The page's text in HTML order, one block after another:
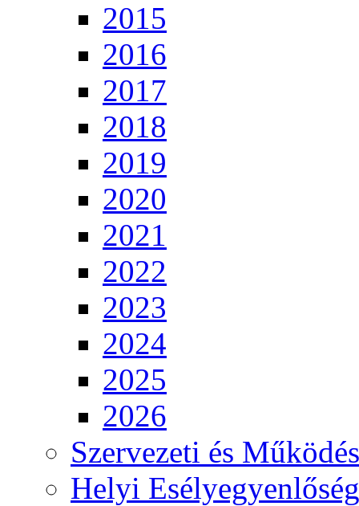
2015
2016
2017
2018
2019
2020
2021
2022
2023
2024
2025
2026
Szervezeti és
Helyi